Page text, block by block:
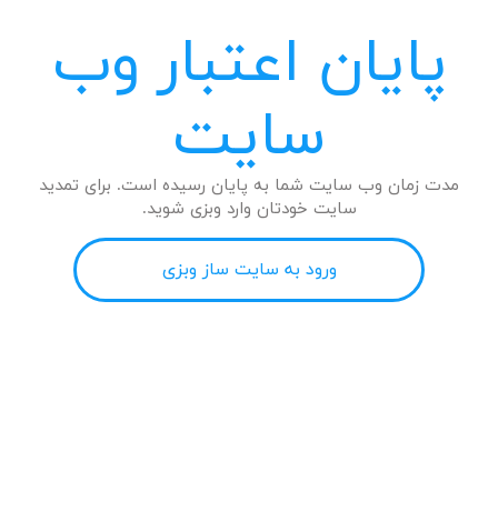
پایان اعتبار وب
سایت
مدت زمان وب سایت شما به پایان رسیده است. برای تمدید
سایت خودتان وارد وبزی شوید.
ورود به سایت ساز وبزی